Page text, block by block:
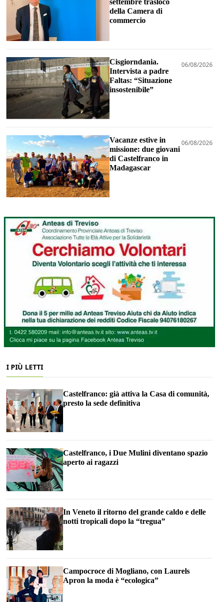
settembre trasloco
della Camera di
commercio
Cisgiorndania.
Intervista a padre
Faltas: “Situazione
insostenibile”
06/08/2026
Vacanze estive in
missione: due giovani
di Castelfranco in
Madagascar
06/08/2026
I PIÙ LETTI
Castelfranco: già attiva la Casa di comunità,
presto la sede definitiva
Castelfranco, i Due Mulini diventano spazio
aperto ai ragazzi
In Veneto il ritorno del grande caldo e delle
notti tropicali dopo la “tregua”
Campocroce di Mogliano, con Laurels
Apron la moda è “ecologica”